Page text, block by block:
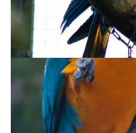
Blue-and-yellow macaw